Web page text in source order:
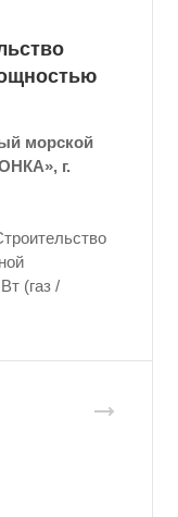
морской
г.
(газ /